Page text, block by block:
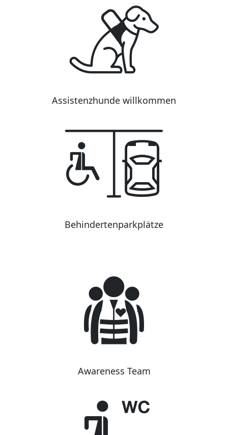
Assistenzhunde willkommen
Behindertenparkplätze
Awareness Team